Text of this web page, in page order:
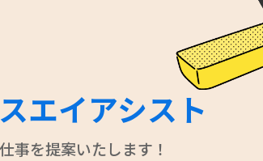
エイアシスト
事を提案いたします！